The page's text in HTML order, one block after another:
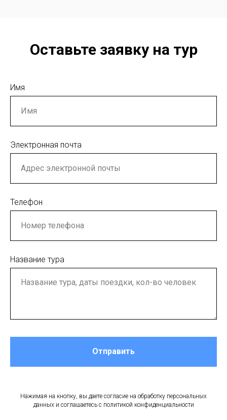
Оставьте заявку на тур
Имя
Электронная почта
Телефон
Название тура
Отправить
Нажимая на кнопку, вы даете согласие на обработку персональных
данных и соглашаетесь c политикой конфиденциальности